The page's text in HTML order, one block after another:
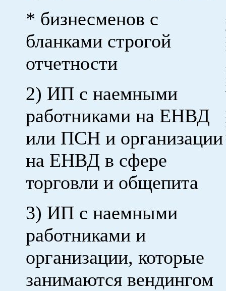
* бизнесменов с
бланками строгой
отчетности
2) ИП с наемными
работниками на ЕНВД
или ПСН и организации
на ЕНВД в сфере
торговли и общепита
3) ИП с наемными
работниками и
организации, которые
занимаются вендингом